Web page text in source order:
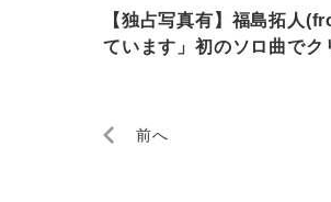
【独占写真有】福島拓人
ています」初のソロ曲で
前へ